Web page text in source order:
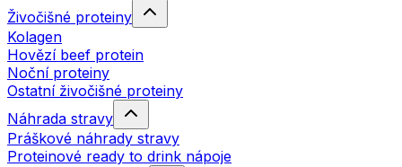
Živočišné proteiny
Kolagen
Hovězí beef protein
Noční proteiny
Ostatní živočišné proteiny
Náhrada stravy
Práškové náhrady stravy
Proteinové ready to drink nápoje